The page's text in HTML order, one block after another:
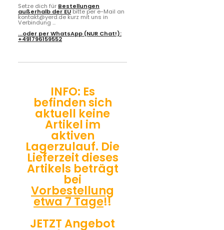
Setze dich für Bestellungen
außerhalb der EUbitte per e-Mail an
kontakt@yerd.de kurz mit uns in
Verbindung ...
...oder perWhatsApp (NUR Chat!):
+491796159552
INFO: Es
befinden sich
aktuell keine
Artikel im
aktiven
Lagerzulauf. Die
Lieferzeit dieses
Artikels beträgt
bei
Vorbestellung
etwa 7 Tage!!
JETZT Angebot